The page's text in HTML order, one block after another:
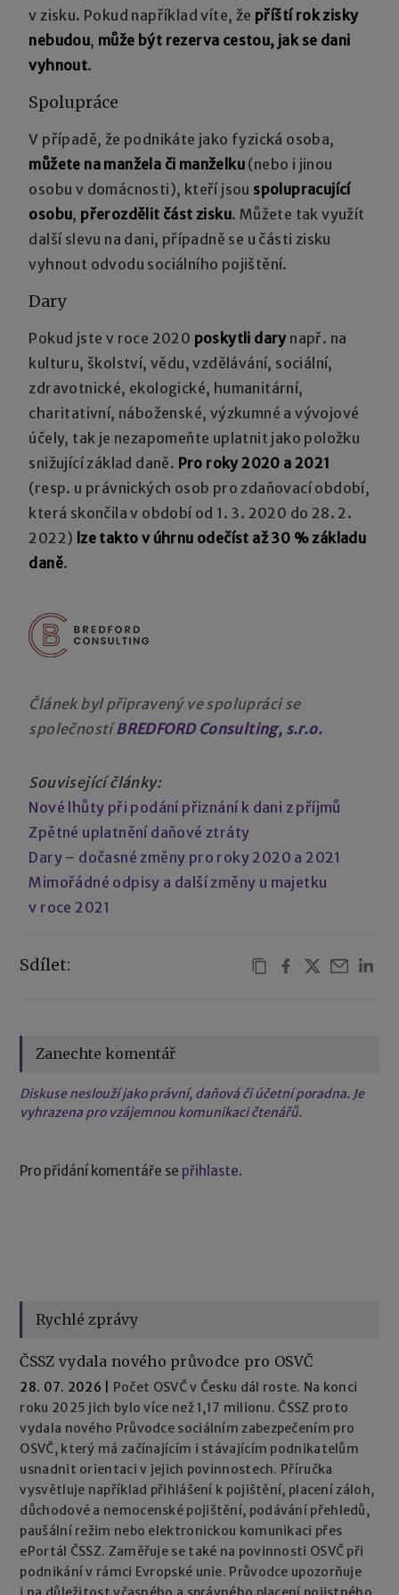
v zisku. Pokud například víte, že příští rok zisky
nebudou, může být rezerva cestou, jak se dani
vyhnout.
Spolupráce
V případě, že podnikáte jako fyzická osoba,
můžete na manžela či manželku (nebo i jinou
osobu v domácnosti), kteří jsou spolupracující
osobu, přerozdělit část zisku. Můžete tak využít
další slevu na dani, případně se u části zisku
vyhnout odvodu sociálního pojištění.
Dary
Pokud jste v roce 2020 poskytli darynapř. na
kulturu, školství, vědu, vzdělávání, sociální,
zdravotnické, ekologické, humanitární,
charitativní, náboženské, výzkumné a vývojové
účely, tak je nezapomeňte uplatnit jako položku
snižující základ daně. Pro roky 2020 a 2021
(resp. u právnických osob pro zdaňovací období,
která skončila v období od 1. 3. 2020 do 28. 2.
2022) lze takto v úhrnu odečíst až 30 % základu
daně.
Článek byl připravený ve spolupráci se
společností BREDFORD Consulting, s.r.o.
Související články:
Nové lhůty při podání přiznání k dani z příjmů
Zpětné uplatnění daňové ztráty
Dary – dočasné změny pro roky 2020 a 2021
Mimořádné odpisy a další změny u majetku
v roce 2021
Sdílet:
Zanechte komentář
Diskuse neslouží jako právní, daňová či účetní poradna. Je
vyhrazena pro vzájemnou komunikaci čtenářů.
Pro přidání komentáře se přihlaste.
Rychlé zprávy
ČSSZ vydala nového průvodce pro OSVČ
28. 07. 2026
Počet OSVČ v Česku dál roste. Na konci
roku 2025 jich bylo více než 1,17 milionu. ČSSZ proto
vydala nového Průvodce sociálním zabezpečením pro
OSVČ, který má začínajícím i stávajícím podnikatelům
usnadnit orientaci v jejich povinnostech. Příručka
vysvětluje například přihlášení k pojištění, placení záloh,
důchodové a nemocenské pojištění, podávání přehledů,
paušální režim nebo elektronickou komunikaci přes
ePortál ČSSZ. Zaměřuje se také na povinnosti OSVČ při
podnikání v rámci Evropské unie. Průvodce upozorňuje